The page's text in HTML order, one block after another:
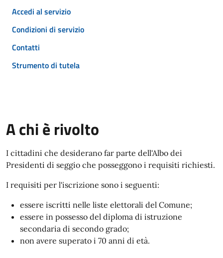
Accedi al servizio
Condizioni di servizio
Contatti
Strumento di tutela
A chi è rivolto
I cittadini che desiderano far parte dell'Albo dei
Presidenti di seggio che posseggono i requisiti richiesti.
I requisiti per l'iscrizione sono i seguenti:
essere iscritti nelle liste elettorali del Comune;
essere in possesso del diploma di istruzione
secondaria di secondo grado;
non avere superato i 70 anni di età.